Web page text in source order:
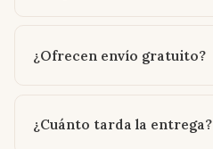
¿Ofrecen envío gratuito?
¿Cuánto tarda la entrega?